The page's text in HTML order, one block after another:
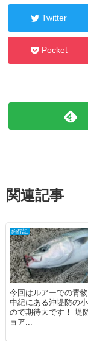
Twitter
Pocket
関連記事
釣行記
今回はルアーでの青
中紀にある沖堤防の
ので期待大です！ 堤
ョア...